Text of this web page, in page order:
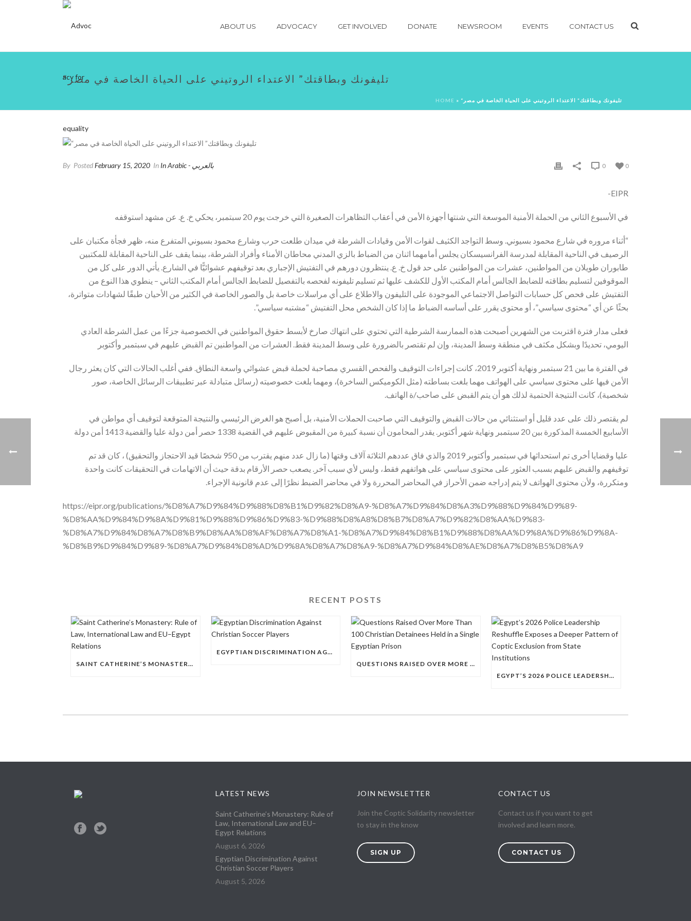
ABOUT US ADVOCACY GET INVOLVED DONATE NEWSROOM EVENTS CONTACT US
“تليفونك وبطاقتك” الاعتداء الروتيني على الحياة الخاصة في مصر
HOME » “تليفونك وبطاقتك” الاعتداء الروتيني على الحياة الخاصة في مصر
By PostedFebruary 15, 2020 In In Arabic - بالعربي 0
0
EIPR-
في الأسبوع الثاني من الحملة الأمنية الموسعة التي شنتها أجهزة الأمن في أعقاب التظاهرات الصغيرة التي خرجت يوم 20 سبتمبر، يحكي خ. ع. عن مشهد استوقفه
“أثناء مروره في شارع محمود بسيوني. وسط التواجد الكثيف لقوات الأمن وقيادات الشرطة في ميدان طلعت حرب وشارع محمود بسيوني المتفرع منه، ظهر فجأة مكتبان على
الرصيف في الناحية المقابلة لمدرسة الفرانسيسكان يجلس أمامهما اثنان من الضباط بالزي المدني محاطان الأمناء وأفراد الشرطة، بينما يقف على الناحية المقابلة للمكتبين
طابوران طويلان من المواطنين، عشرات من المواطنين على حد قول خ. ع. ينتظرون دورهم في التفتيش الإجباري بعد توقيفهم عشوائيًّا في الشارع. يأتي الدور على كل من
الموقوفين لتسليم بطاقته للضابط الجالس أمام المكتب الأول للكشف عليها ثم تسليم تليفونه لفحصه بالتفصيل للضابط الجالس أمام المكتب الثاني – ينطوي هذا النوع من
التفتيش على فحص كل حسابات التواصل الاجتماعي الموجودة على التليفون والاطلاع على أي مراسلات خاصة بل والصور الخاصة في الكثير من الأحيان طبقًا لشهادات متواترة،
بحثًا عن أي “محتوى سياسي”، أو محتوى يقرر على أساسه الضباط ما إذا كان الشخص محل التفتيش “مشتبه سياسي”.
فعلى مدار فترة اقتربت من الشهرين أصبحت هذه الممارسة الشرطية التي تحتوي على انتهاك صارخ لأبسط حقوق المواطنين في الخصوصية جزءًا من عمل الشرطة العادي
اليومي، تحديدًا وبشكل مكثف في منطقة وسط المدينة، وإن لم تقتصر بالضرورة على وسط المدينة فقط. العشرات من المواطنين تم القبض عليهم في سبتمبر وأكتوبر
في الفترة ما بين 21 سبتمبر ونهاية أكتوبر 2019، كانت إجراءات التوقيف والفحص القسري مصاحبة لحملة قبض عشوائي واسعة النطاق. ففي أغلب الحالات التي كان يعثر رجال
الأمن فيها على محتوى سياسي على الهواتف مهما بلغت بساطته (مثل الكوميكس الساخرة)، ومهما بلغت خصوصيته (رسائل متبادلة عبر تطبيقات الرسائل الخاصة، صور
شخصية)، كانت النتيجة الحتمية لذلك هو أن يتم القبض على صاحب/ة الهاتف.
لم يقتصر ذلك على عدد قليل أو استثنائي من حالات القبض والتوقيف التي صاحبت الحملات الأمنية، بل أصبح هو الغرض الرئيسي والنتيجة المتوقعة لتوقيف أي مواطن في
الأسابيع الخمسة المذكورة بين 20 سبتمبر ونهاية شهر أكتوبر. يقدر المحامون أن نسبة كبيرة من المقبوض عليهم في القضية 1338 حصر أمن دولة عليا والقضية 1413 أمن دولة
عليا وقضايا أخرى تم استحداثها في سبتمبر وأكتوبر 2019 والذي فاق عددهم الثلاثة آلاف وقتها (ما زال عدد منهم يقترب من 950 شخصًا قيد الاحتجاز والتحقيق) ، كان قد تم
توقيفهم والقبض عليهم بسبب العثور على محتوى سياسي على هواتفهم فقط، وليس لأي سبب آخر. يصعب حصر الأرقام بدقة حيث أن الاتهامات في التحقيقات كانت واحدة
ومتكررة، ولأن محتوى الهواتف لا يتم إدراجه ضمن الأحراز في المحاضر المحررة ولا في محاضر الضبط نظرًا إلى عدم قانونية الإجراء.
https://eipr.org/publications/%D8%A7%D9%84%D9%88%D8%B1%D9%82%D8%A9-%D8%A7%D9%84%D8%A3%D9%88%D9%84%D9%89-
%D8%AA%D9%84%D9%8A%D9%81%D9%88%D9%86%D9%83-%D9%88%D8%A8%D8%B7%D8%A7%D9%82%D8%AA%D9%83-
%D8%A7%D9%84%D8%A7%D8%B9%D8%AA%D8%AF%D8%A7%D8%A1-%D8%A7%D9%84%D8%B1%D9%88%D8%AA%D9%8A%D9%86%D9%8A-
%D8%B9%D9%84%D9%89-%D8%A7%D9%84%D8%AD%D9%8A%D8%A7%D8%A9-%D8%A7%D9%84%D8%AE%D8%A7%D8%B5%D8%A9
RECENT POSTS
SAINT CATHERINE’S MONASTERY: RULE OF LAW, INTERNATIONAL LAW AND EU–EGYPT RELATIONS
EGYPTIAN DISCRIMINATION AGAINST CHRISTIAN SOCCER PLAYERS
QUESTIONS RAISED OVER MORE THAN 100 CHRISTIAN DETAINEES HELD IN A SINGLE EGYPTIAN PRISON
EGYPT’S 2026 POLICE LEADERSHIP RESHUFFLE EXPOSES A DEEPER PATTERN OF COPTIC EXCLUSION FROM STATE INSTITUTIONS
LATEST NEWS
Saint Catherine’s Monastery: Rule of
Law, International Law and EU–
Egypt Relations
August 6, 2026
Egyptian Discrimination Against
Christian Soccer Players
August 5, 2026
JOIN NEWSLETTER
Join the Coptic Solidarity newsletter
to stay in the know
SIGN UP
CONTACT US
Contact us if you want to get
involved and learn more.
CONTACT US